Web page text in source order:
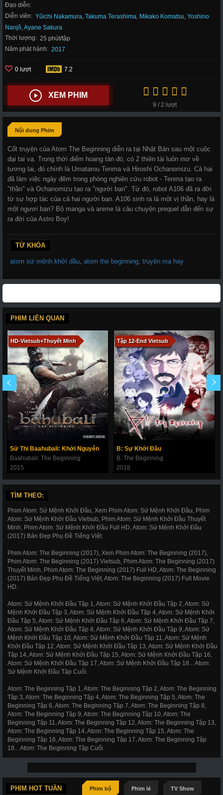
Đạo diễn:
Diễn viên: Yûichi Nakamura, Takuma Terashima, Mikako Komatsu, Yoshino
Nanjô,Ayane Sakura
Thời lượng: 25 phút/tập
Năm phát hành: 2017
0 lượt 7.2
XEM PHIM
9 / 2 lượt
Nội dung Phim
Cốt truyện của Atom The Beginning diễn ra tại Nhật Bản sau một cuộc
đại tai vạ. Trong thời điểm hoang tàn đó, có 2 thiên tài luôn mơ về
tương lai, đó chính là Umatarou Tenma và Hiroshi Ochanomizu. Cả hai
đã làm việc ngày đêm trong phòng nghiên cứu robot - Tenma tạo ra
"thần" và Ochanomizu tạo ra "người bạn". Từ đó, robot A106 đã ra đời
từ sự hợp tác của cả hai người bạn. A106 sinh ra là một vị thần, hay là
một ngươi bạn? Bộ manga và anime là câu chuyện prequel dẫn đến sự
ra đời của Astro Boy!
TỪ KHÓA
atom sứ mệnh khởi đầu, atom the beginning, truyện ma hay
PHIM LIÊN QUAN
HD-Vietsub+Thuyết Minh
Sử Thi Baahubali: Khởi Nguyên
Baahubali: The Beginning
2015
Tập 12-End Vietsub
B: Sự Khởi Đầu
B: The Beginning
2018
TÌM THEO:
Phim Atom: Sứ Mệnh Khởi Đầu, Xem Phim Atom: Sứ Mệnh Khởi Đầu, Phim
Atom: Sứ Mệnh Khởi Đầu Vietsub, Phim Atom: Sứ Mệnh Khởi Đầu Thuyết
Minh, Phim Atom: Sứ Mệnh Khởi Đầu Full HD, Atom: Sứ Mệnh Khởi Đầu
(2017) Bản Đẹp Phụ Đề Tiếng Việt.
Phim Atom: The Beginning (2017), Xem Phim Atom: The Beginning (2017),
Phim Atom: The Beginning (2017) Vietsub, Phim Atom: The Beginning (2017)
Thuyết Minh, Phim Atom: The Beginning (2017) Full HD, Atom: The Beginning
(2017) Bản Đẹp Phụ Đề Tiếng Việt, Atom: The Beginning (2017) Full Movie
HD.
Atom: Sứ Mệnh Khởi Đầu Tập 1, Atom: Sứ Mệnh Khởi Đầu Tập 2, Atom: Sứ
Mệnh Khởi Đầu Tập 3, Atom: Sứ Mệnh Khởi Đầu Tập 4, Atom: Sứ Mệnh Khởi
Đầu Tập 5, Atom: Sứ Mệnh Khởi Đầu Tập 6, Atom: Sứ Mệnh Khởi Đầu Tập 7,
Atom: Sứ Mệnh Khởi Đầu Tập 8, Atom: Sứ Mệnh Khởi Đầu Tập 9, Atom: Sứ
Mệnh Khởi Đầu Tập 10, Atom: Sứ Mệnh Khởi Đầu Tập 11, Atom: Sứ Mệnh
Khởi Đầu Tập 12, Atom: Sứ Mệnh Khởi Đầu Tập 13, Atom: Sứ Mệnh Khởi Đầu
Tập 14, Atom: Sứ Mệnh Khởi Đầu Tập 15, Atom: Sứ Mệnh Khởi Đầu Tập 16,
Atom: Sứ Mệnh Khởi Đầu Tập 17, Atom: Sứ Mệnh Khởi Đầu Tập 18... Atom:
Sứ Mệnh Khởi Đầu Tập Cuối.
Atom: The Beginning Tập 1, Atom: The Beginning Tập 2, Atom: The Beginning
Tập 3, Atom: The Beginning Tập 4, Atom: The Beginning Tập 5, Atom: The
Beginning Tập 6, Atom: The Beginning Tập 7, Atom: The Beginning Tập 8,
Atom: The Beginning Tập 9, Atom: The Beginning Tập 10, Atom: The
Beginning Tập 11, Atom: The Beginning Tập 12, Atom: The Beginning Tập 13,
Atom: The Beginning Tập 14, Atom: The Beginning Tập 15, Atom: The
Beginning Tập 16, Atom: The Beginning Tập 17, Atom: The Beginning Tập
18... Atom: The Beginning Tập Cuối.
PHIM HOT TUẦN Phim bộ Phim lẻ TV Show